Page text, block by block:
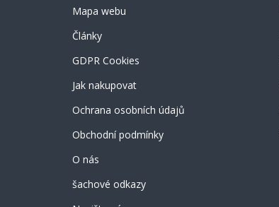
Mapa webu
Články
GDPR Cookies
Jak nakupovat
Ochrana osobních údajů
Obchodní podmínky
O nás
šachové odkazy